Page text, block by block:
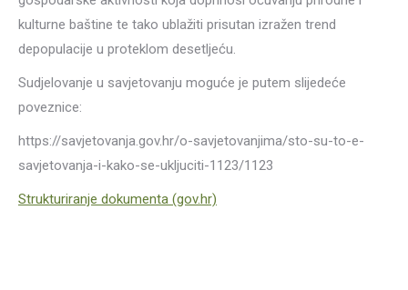
kulturne baštine te tako ublažiti prisutan izražen trend
depopulacije u proteklom desetljeću.
Sudjelovanje u savjetovanju moguće je putem slijedeće
poveznice:
https://savjetovanja.gov.hr/o-savjetovanjima/sto-su-to-e-
savjetovanja-i-kako-se-ukljuciti-1123/1123
Strukturiranje dokumenta (gov.hr)